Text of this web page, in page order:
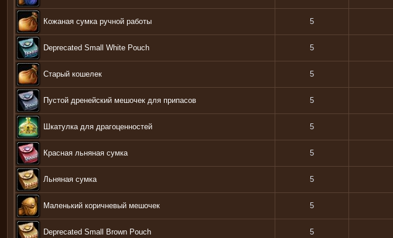
Кожаная сумка ручной работы 5
Deprecated Small White Pouch 5
Старый кошелек 5
Пустой дренейский мешочек для припасов 5
Шкатулка для драгоценностей 5
Красная льняная сумка 5
Льняная сумка 5
Маленький коричневый мешочек 5
Deprecated Small Brown Pouch 5